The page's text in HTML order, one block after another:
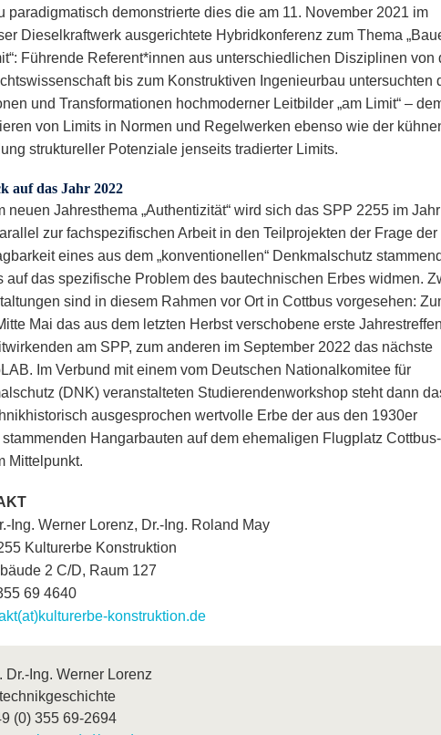
paradigmatisch demonstrierte dies die am 11. November 2021 im
Dieselkraftwerk ausgerichtete Hybridkonferenz zum Thema
Führende Referent*innen aus unterschiedlichen Disziplinen von
bis zum Konstruktiven Ingenieurbau untersuchten
und Transformationen hochmoderner Leitbilder „am Limit“ –
von Limits in Normen und Regelwerken ebenso wie der
struktureller Potenziale jenseits tradierter Limits.
auf das Jahr 2022
neuen Jahresthema „Authentizität“ wird sich das SPP 2255 im Jahr
zur fachspezifischen Arbeit in den Teilprojekten der Frage der
eines aus dem „konventionellen“ Denkmalschutz
auf das spezifische Problem des bautechnischen Erbes widmen.
sind in diesem Rahmen vor Ort in Cottbus vorgesehen:
Mai das aus dem letzten Herbst verschobene erste Jahrestreffen
am SPP, zum anderen im September 2022 das nächste
Im Verbund mit einem vom Deutschen Nationalkomitee für
(DNK) veranstalteten Studierendenworkshop steht dann
ausgesprochen wertvolle Erbe der aus den 1930er
Hangarbauten auf dem ehemaligen Flugplatz Cottbus-
Mittelpunkt.
Ing. Werner Lorenz, Dr.-Ing. Roland May
Kulturerbe Konstruktion
2 C/D, Raum 127
69 4640
konstruktion.de
Dr.-Ing. Werner Lorenz
(0) 355 69-2694